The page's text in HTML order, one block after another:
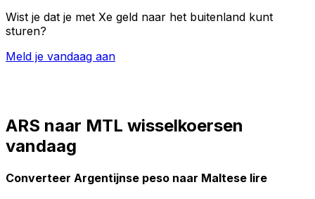
Wist je dat je met Xe geld naar het buitenland kunt
sturen?
Meld je vandaag aan
ARS naar MTL wisselkoersen
vandaag
Converteer Argentijnse peso naar Maltese lire